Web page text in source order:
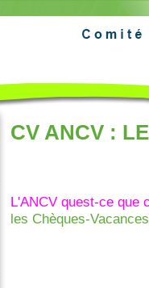
CV ANCV :
L'ANCV quest-ce que
les Chèques-